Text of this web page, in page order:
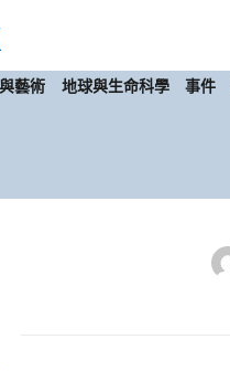
藝術 地球與生命科學 事件